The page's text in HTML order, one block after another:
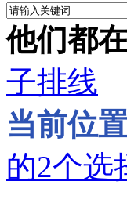
他们都
子排线
当前位
的2个选